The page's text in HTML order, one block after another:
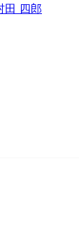
田 四郎